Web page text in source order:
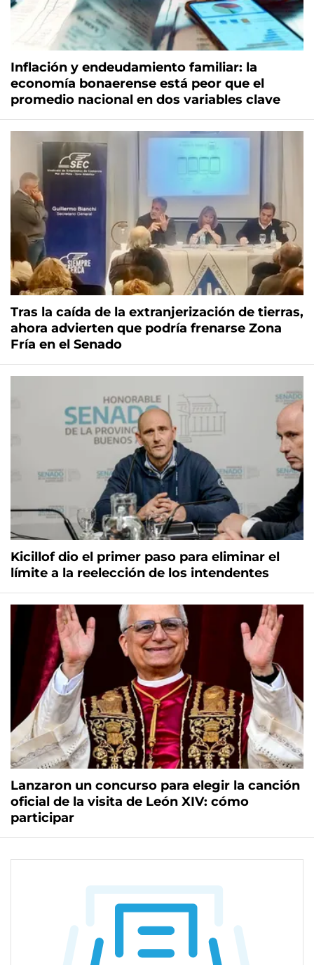
Inflación y endeudamiento familiar: la
economía bonaerense está peor que el
promedio nacional en dos variables clave
Tras la caída de la extranjerización de tierras,
ahora advierten que podría frenarse Zona
Fría en el Senado
Kicillof dio el primer paso para eliminar el
límite a la reelección de los intendentes
Lanzaron un concurso para elegir la canción
oficial de la visita de León XIV: cómo
participar